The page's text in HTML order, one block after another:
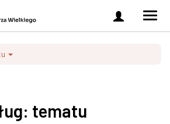
Zaloguj
się
tematu